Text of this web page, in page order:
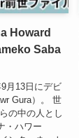
Howard
Saba
月13日にデビ
Gura）。 世
の中の人とし
・ハワー